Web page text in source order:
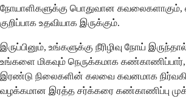
நோயாளிகளுக்கு பொதுவான
குறிப்பாக உதவியாக இருக்கும்.
இருப்பினும், உங்களுக்கு நீரிழிவு நோய்
உங்களை மிகவும் நெருக்கமாக
இரண்டு நிலைகளின் கலவை கவனமாக
வழக்கமான இரத்த சர்க்கரை கண்காணிப்பு